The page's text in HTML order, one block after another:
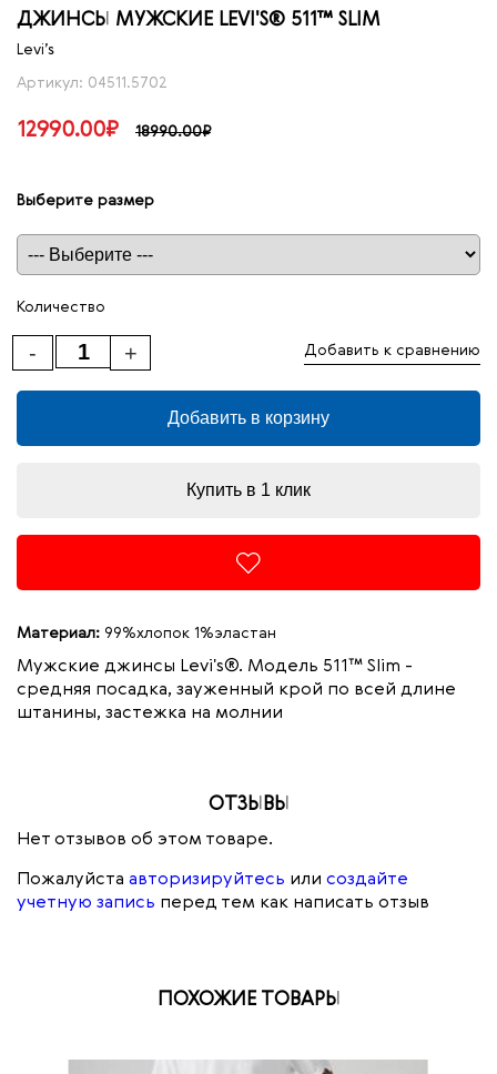
ДЖИНСЫ МУЖСКИЕ LEVI'S® 511™ SLIM
Levi’s
Артикул: 04511.5702
12990.00₽ 18990.00₽
Выберите размер
Таблица размеров
Количество
+
- Добавить к сравнению
Добавить в корзину
Купить в 1 клик
Материал: 99%хлопок 1%эластан
Мужские джинсы Levi's®. Модель 511™ Slim -
средняя посадка, зауженный крой по всей длине
штанины, застежка на молнии
ОТЗЫВЫ
Нет отзывов об этом товаре.
Пожалуйста авторизируйтесь или создайте
учетную запись перед тем как написать отзыв
ПОХОЖИЕ ТОВАРЫ